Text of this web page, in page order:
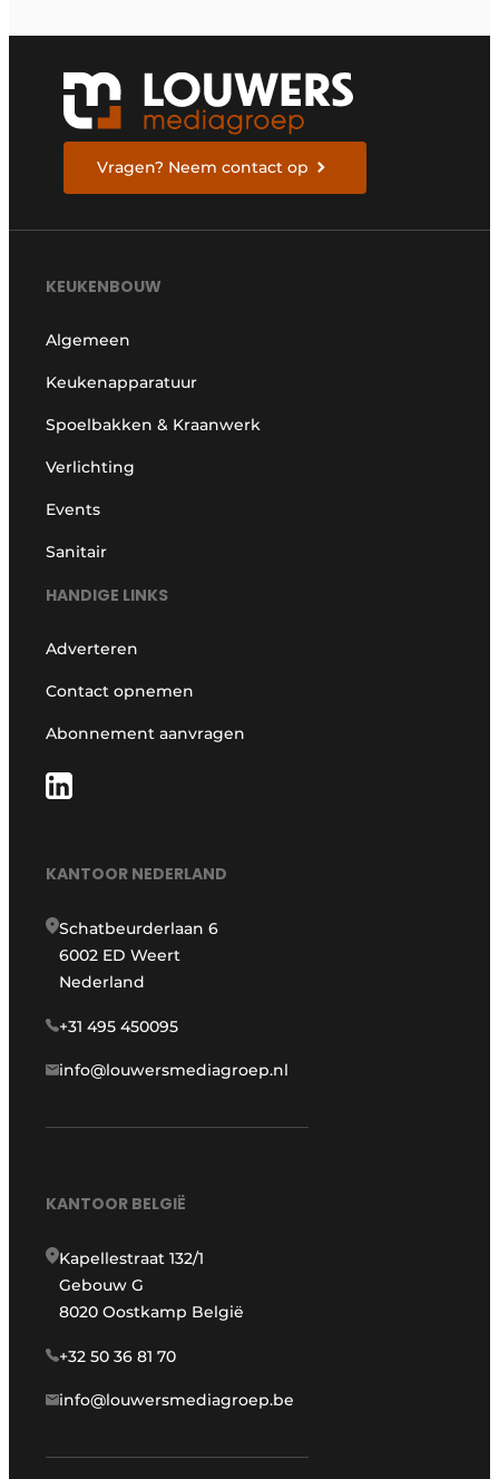
Vragen? Neem contact op
KEUKENBOUW
Algemeen
Keukenapparatuur
Spoelbakken & Kraanwerk
Verlichting
Events
Sanitair
HANDIGE LINKS
Adverteren
Contact opnemen
Abonnement aanvragen
KANTOOR NEDERLAND
Schatbeurderlaan 6
6002 ED Weert
Nederland
+31 495 450095
info@louwersmediagroep.nl
KANTOOR BELGIË
Kapellestraat 132/1
Gebouw G
8020 Oostkamp België
+32 50 36 81 70
info@louwersmediagroep.be